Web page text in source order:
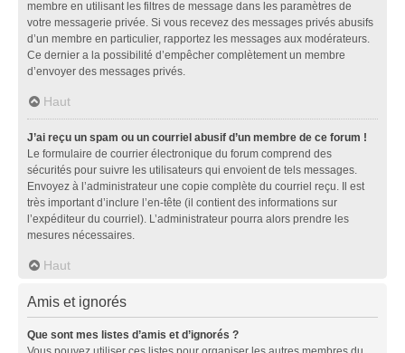
membre en utilisant les filtres de message dans les paramètres de
votre messagerie privée. Si vous recevez des messages privés abusifs
d’un membre en particulier, rapportez les messages aux modérateurs.
Ce dernier a la possibilité d’empêcher complètement un membre
d’envoyer des messages privés.
Haut
J’ai reçu un spam ou un courriel abusif d’un membre de ce forum !
Le formulaire de courrier électronique du forum comprend des
sécurités pour suivre les utilisateurs qui envoient de tels messages.
Envoyez à l’administrateur une copie complète du courriel reçu. Il est
très important d’inclure l’en-tête (il contient des informations sur
l’expéditeur du courriel). L’administrateur pourra alors prendre les
mesures nécessaires.
Haut
Amis et ignorés
Que sont mes listes d’amis et d’ignorés ?